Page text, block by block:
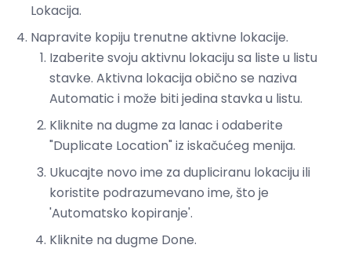
Lokacija.
Napravite kopiju trenutne aktivne lokacije.
Izaberite svoju aktivnu lokaciju sa liste u listu
stavke. Aktivna lokacija obično se naziva
Automatic i može biti jedina stavka u listu.
Kliknite na dugme za lanac i odaberite
"Duplicate Location" iz iskačućeg menija.
Ukucajte novo ime za dupliciranu lokaciju ili
koristite podrazumevano ime, što je
'Automatsko kopiranje'.
Kliknite na dugme Done.